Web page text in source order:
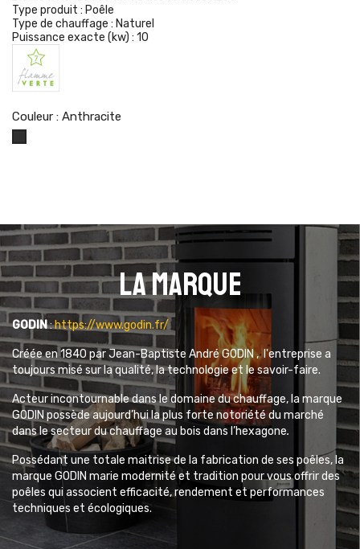
Type produit : Poêle
Type de chauffage : Naturel
Puissance exacte (kw) : 10
Couleur : Anthracite
La marque
GODIN:https://www.godin.fr/
Créée en 1840 par Jean-Baptiste André GODIN , l'entreprise a
toujours misé sur la qualité, la technologie et le savoir-faire.
Acteur incontournable dans le domaine du chauffage, la marque
GODIN possède aujourd’hui la plus forte notoriété du marché
dans le secteur du chauffage au bois dans l’hexagone.
Possédant une totale maitrise de la fabrication de ses poêles, la
marque GODIN marie modernité et tradition pour vous offrir des
poêles qui associent efficacité, rendement et performances
techniques et écologiques.